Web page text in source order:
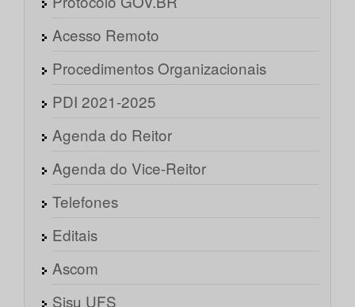
Acesso Remoto
Procedimentos Organizacionais
PDI 2021-2025
Agenda do Reitor
Agenda do Vice-Reitor
Telefones
Editais
Ascom
Sisu UFS